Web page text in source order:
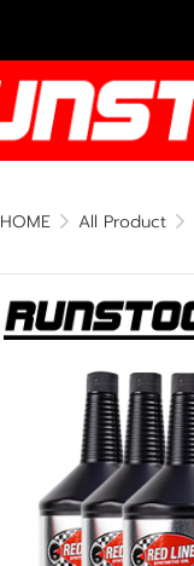
HOME All Product